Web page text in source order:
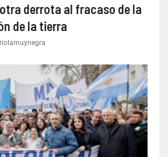
derrota al fracaso de la
de la tierra